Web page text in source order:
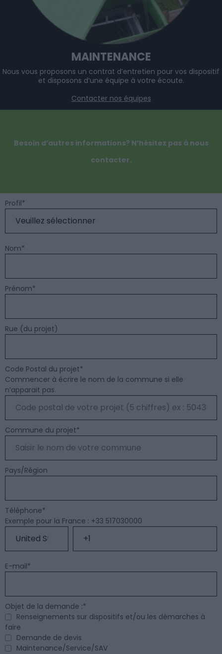
MAINTENANCE
Nous vous proposons un contrat d’entretien pour vos dispositif
et disposons d’une équipe à votre écoute.
Contacter nos équipes
Besoin d’autres informations? N’hésitez pas à nous
contacter.
Profil*
Nom*
Prénom*
Rue (du projet)
Code Postal du projet*
Commencer à écrire le nom de la commune si elle
n’apparait pas.
Commune du projet*
Pays/Région
Téléphone*
Exemple pour la France : +33 517030000
E-mail*
Objet de la demande :*
Renseignements sur dispositifs et/ou les démarches à
faire
Demande de devis
Maintenance/Service/SAV